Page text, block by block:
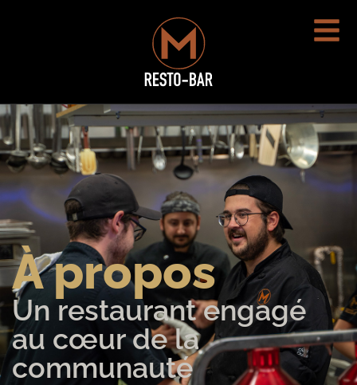
À propos
Un restaurant engagé
au cœur de la
communauté